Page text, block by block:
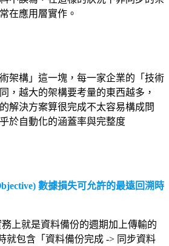
在應用層實作。
架構」這一塊，每一家企業的「技術
，越大的架構要考量的東西越多，
解決方案算很完成不太容易構成問
於自動化的涵蓋率與完整度
數據損失可允許的最遠回溯時
上就是資料備份的週期加上傳輸的
就包含「資料備份完成 -> 同步資料